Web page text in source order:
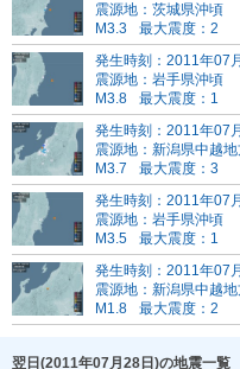
震源地：茨城県沖頃
M3.3
最大震度：2
発生時刻：2011年07
震源地：岩手県沖頃
M3.8
最大震度：1
発生時刻：2011年07
震源地：新潟県中越
M3.7
最大震度：3
発生時刻：2011年07
震源地：岩手県沖頃
M3.5
最大震度：1
発生時刻：2011年07
震源地：新潟県中越
M1.8
最大震度：2
翌日(2011年07月28日)の地震一覧